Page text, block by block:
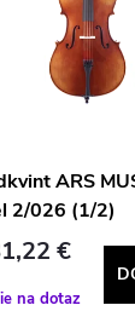
ARS
2/026 (1/2)
€
na dotaz